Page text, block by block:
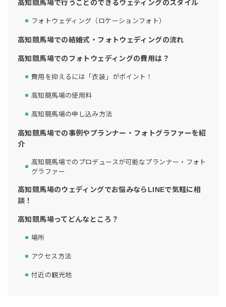
高知競馬場で行うことのできるウェディングのスタイル
フォトウェディング（ロケーションフォト）
高知競馬場での結婚式・フォトウェディングの流れ
高知競馬場でのフォトウェディングの費用は？
費用を抑えるには「衣装」がポイント！
高知競馬場の使用料
高知競馬場の申し込み方法
高知競馬場での事例やプランナー・フォトグラファーを紹
介
高知競馬場でのプロデュースが可能なプランナー・フォト
グラファー
高知競馬場のウェディングでお悩みならLINEで気軽に相
談！
高知競馬場ってどんなところ？
場所
アクセス方法
付近の観光地